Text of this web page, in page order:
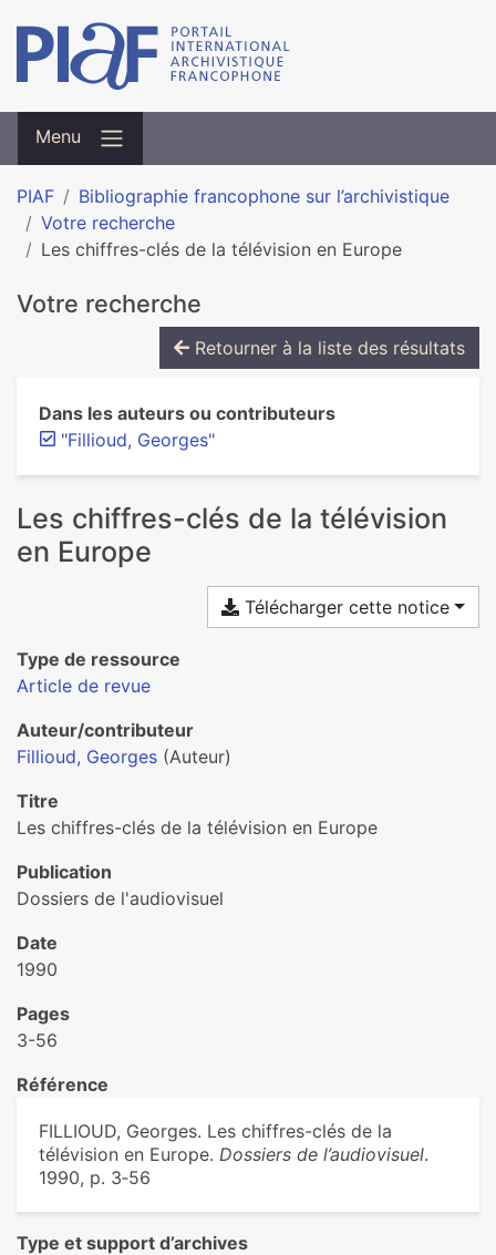
Menu
PIAF
Bibliographie francophone sur l’archivistique
Votre recherche
Les chiffres-clés de la télévision en Europe
Votre recherche
Retourner à la liste des résultats
Dans les auteurs ou contributeurs
"Fillioud, Georges"
Les chiffres-clés de la télévision
en Europe
Télécharger cette notice
Type de ressource
Article de revue
Auteur/contributeur
Fillioud, Georges (Auteur)
Titre
Les chiffres-clés de la télévision en Europe
Publication
Dossiers de l'audiovisuel
Date
1990
Pages
3-56
Référence
FILLIOUD, Georges. Les chiffres-clés de la
télévision en Europe. Dossiers de l’audiovisuel.
1990, p. 3‑56
Type et support d’archives